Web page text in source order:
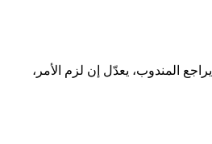
المندوب، يعدّل إن لزم الأمر،